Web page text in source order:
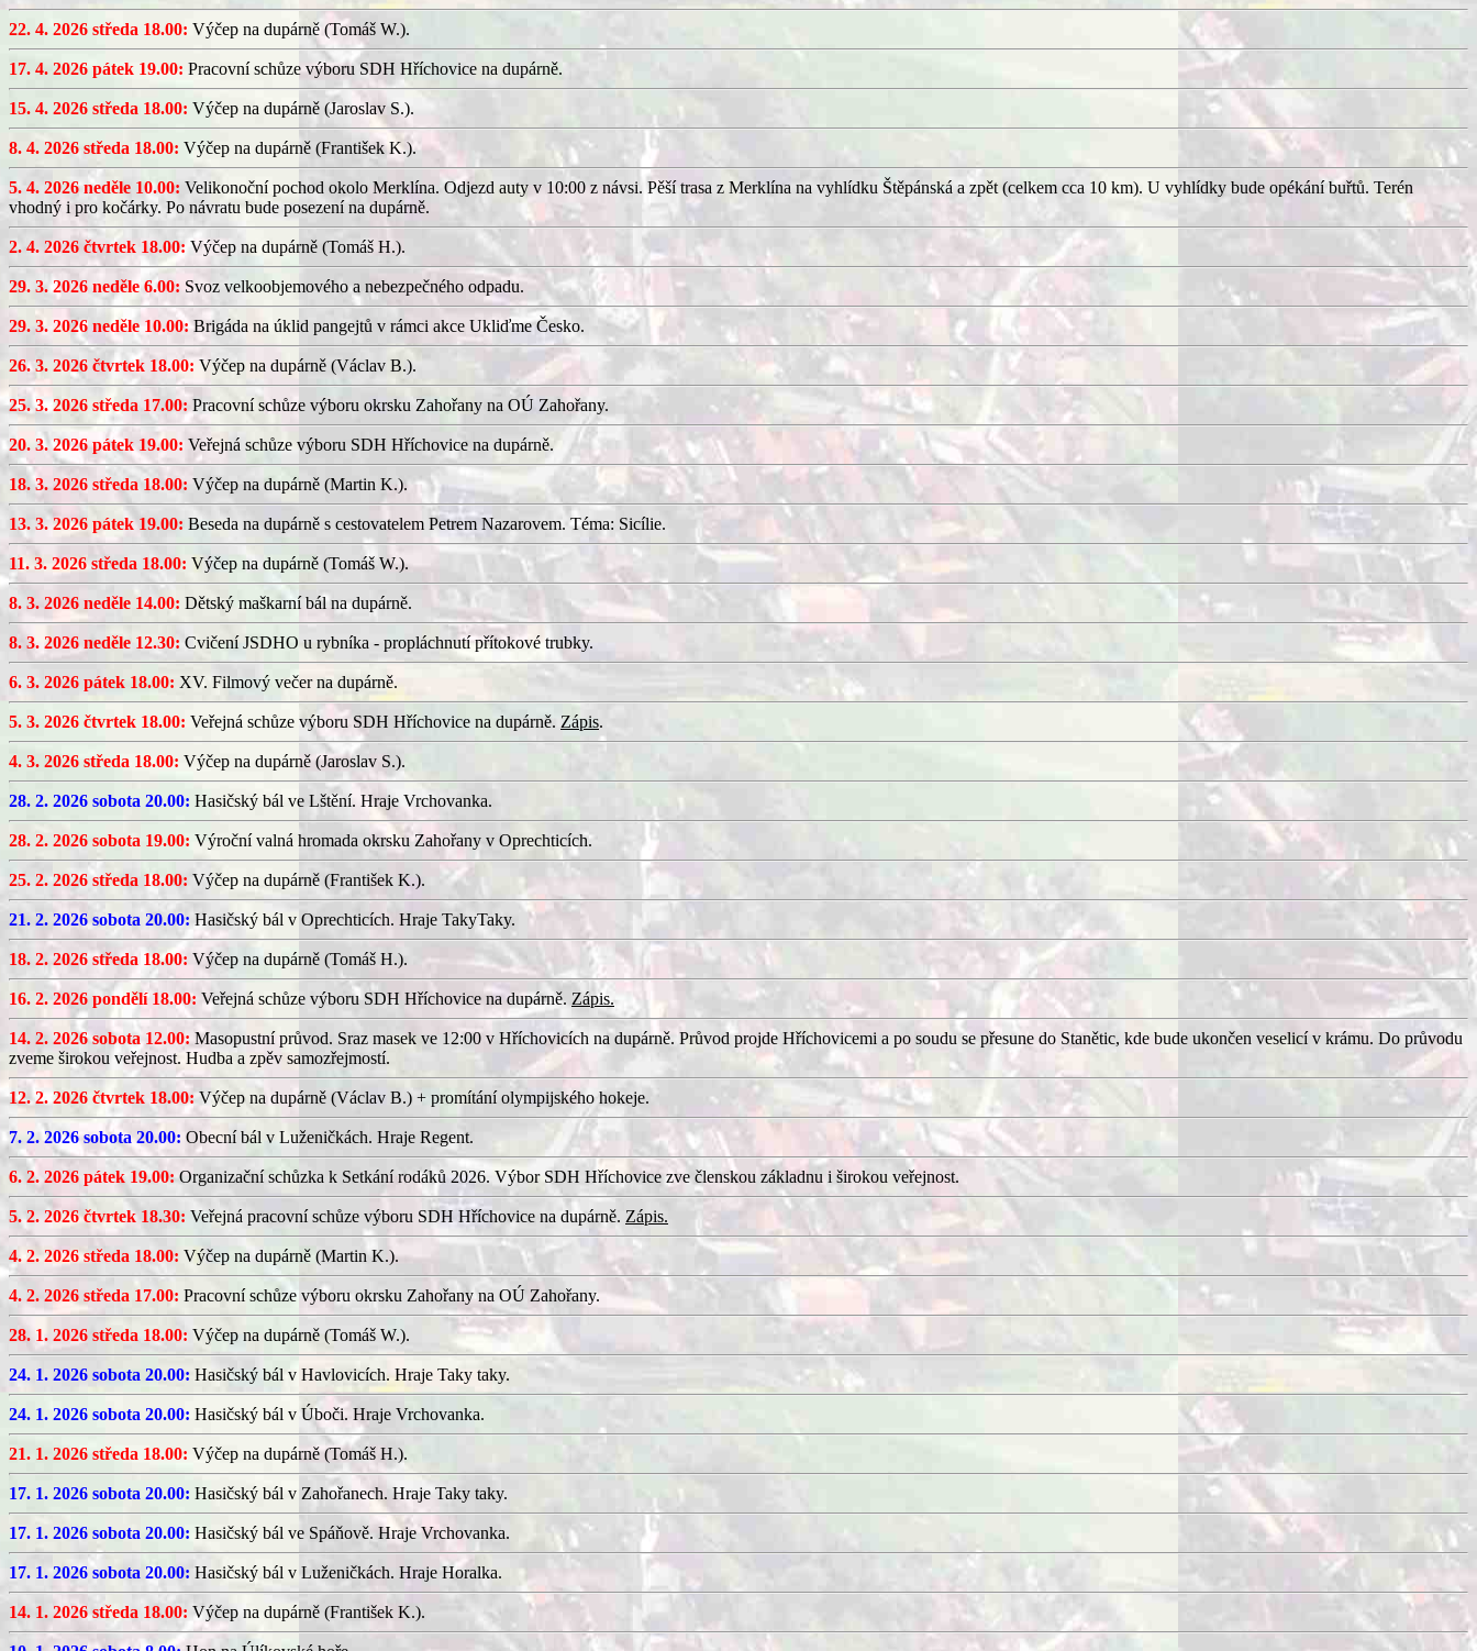
22. 4. 2026 středa 18.00: Výčep na dupárně (Tomáš W.).
17. 4. 2026 pátek 19.00: Pracovní schůze výboru SDH Hříchovice na dupárně.
15. 4. 2026 středa 18.00: Výčep na dupárně (Jaroslav S.).
8. 4. 2026 středa 18.00: Výčep na dupárně (František K.).
5. 4. 2026 neděle 10.00: Velikonoční pochod okolo Merklína. Odjezd auty v 10:00 z návsi. Pěší trasa z Merklína na vyhlídku Štěpánská a zpět (celkem cca 10 km). U vyhlídky bude opékání buřtů. Terén
vhodný i pro kočárky. Po návratu bude posezení na dupárně.
2. 4. 2026 čtvrtek 18.00: Výčep na dupárně (Tomáš H.).
29. 3. 2026 neděle 6.00: Svoz velkoobjemového a nebezpečného odpadu.
29. 3. 2026 neděle 10.00: Brigáda na úklid pangejtů v rámci akce Ukliďme Česko.
26. 3. 2026 čtvrtek 18.00: Výčep na dupárně (Václav B.).
25. 3. 2026 středa 17.00: Pracovní schůze výboru okrsku Zahořany na OÚ Zahořany.
20. 3. 2026 pátek 19.00: Veřejná schůze výboru SDH Hříchovice na dupárně.
18. 3. 2026 středa 18.00: Výčep na dupárně (Martin K.).
13. 3. 2026 pátek 19.00: Beseda na dupárně s cestovatelem Petrem Nazarovem. Téma: Sicílie.
11. 3. 2026 středa 18.00: Výčep na dupárně (Tomáš W.).
8. 3. 2026 neděle 14.00: Dětský maškarní bál na dupárně.
8. 3. 2026 neděle 12.30: Cvičení JSDHO u rybníka - propláchnutí přítokové trubky.
6. 3. 2026 pátek 18.00: XV. Filmový večer na dupárně.
5. 3. 2026 čtvrtek 18.00: Veřejná schůze výboru SDH Hříchovice na dupárně. Zápis.
4. 3. 2026 středa 18.00: Výčep na dupárně (Jaroslav S.).
28. 2. 2026 sobota 20.00: Hasičský bál ve Lštění. Hraje Vrchovanka.
28. 2. 2026 sobota 19.00: Výroční valná hromada okrsku Zahořany v Oprechticích.
25. 2. 2026 středa 18.00: Výčep na dupárně (František K.).
21. 2. 2026 sobota 20.00: Hasičský bál v Oprechticích. Hraje TakyTaky.
18. 2. 2026 středa 18.00: Výčep na dupárně (Tomáš H.).
16. 2. 2026 pondělí 18.00: Veřejná schůze výboru SDH Hříchovice na dupárně. Zápis.
14. 2. 2026 sobota 12.00: Masopustní průvod. Sraz masek ve 12:00 v Hříchovicích na dupárně. Průvod projde Hříchovicemi a po soudu se přesune do Stanětic, kde bude ukončen veselicí v krámu. Do průvodu
zveme širokou veřejnost. Hudba a zpěv samozřejmostí.
12. 2. 2026 čtvrtek 18.00: Výčep na dupárně (Václav B.) + promítání olympijského hokeje.
7. 2. 2026 sobota 20.00: Obecní bál v Luženičkách. Hraje Regent.
6. 2. 2026 pátek 19.00:Organizační schůzka k Setkání rodáků 2026. Výbor SDH Hříchovice zve členskou základnu i širokou veřejnost.
5. 2. 2026 čtvrtek 18.30: Veřejná pracovní schůze výboru SDH Hříchovice na dupárně. Zápis.
4. 2. 2026 středa 18.00: Výčep na dupárně (Martin K.).
4. 2. 2026 středa 17.00: Pracovní schůze výboru okrsku Zahořany na OÚ Zahořany.
28. 1. 2026 středa 18.00: Výčep na dupárně (Tomáš W.).
24. 1. 2026 sobota 20.00: Hasičský bál v Havlovicích. Hraje Taky taky.
24. 1. 2026 sobota 20.00: Hasičský bál v Úboči. Hraje Vrchovanka.
21. 1. 2026 středa 18.00: Výčep na dupárně (Tomáš H.).
17. 1. 2026 sobota 20.00: Hasičský bál v Zahořanech. Hraje Taky taky.
17. 1. 2026 sobota 20.00: Hasičský bál ve Spáňově. Hraje Vrchovanka.
17. 1. 2026 sobota 20.00: Hasičský bál v Luženičkách. Hraje Horalka.
14. 1. 2026 středa 18.00: Výčep na dupárně (František K.).